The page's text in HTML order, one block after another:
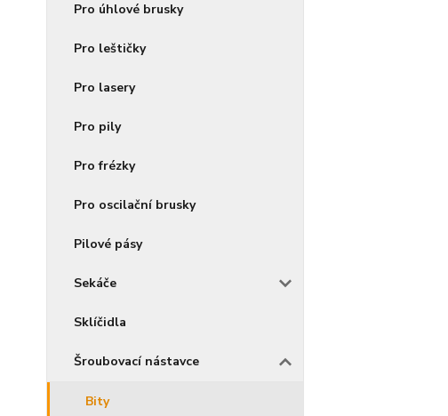
Pro úhlové brusky
Pro leštičky
Pro lasery
Pro pily
Pro frézky
Pro oscilační brusky
Pilové pásy
Sekáče
Sklíčidla
Šroubovací nástavce
Bity